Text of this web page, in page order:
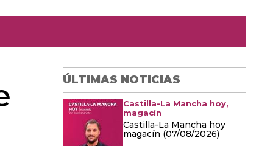
ÚLTIMAS NOTICIAS
Castilla-La Mancha hoy,
magacín
Castilla-La Mancha hoy
magacín (07/08/2026)